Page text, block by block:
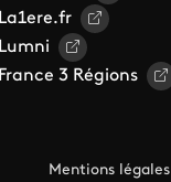
La1ere.fr
Lumni
France 3 Régions
Mentions légales